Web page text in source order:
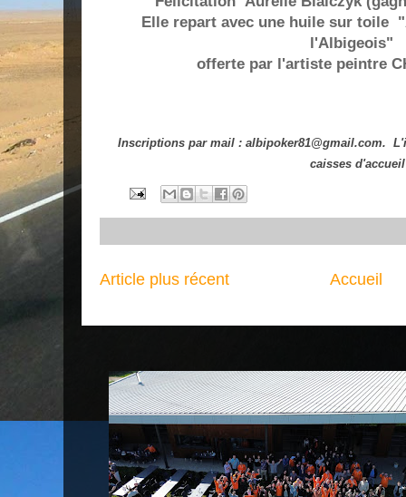
Elle repart avec une huile sur toile
l'Albigeois"
offerte par l'artiste peintre
Inscriptions par mail : albipoker81@gmail.com.
caisses d'accueil
Article plus récent Accueil